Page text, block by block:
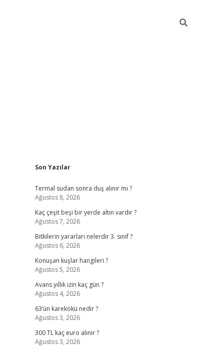
Sidebar
Son Yazılar
Termal sudan sonra duş alınır mı ?
Ağustos 8, 2026
Kaç çeşit beşi bir yerde altın vardır ?
Ağustos 7, 2026
Bitkilerin yararları nelerdir 3. sınıf ?
Ağustos 6, 2026
Konuşan kuşlar hangileri ?
Ağustos 5, 2026
Avans yıllık izin kaç gün ?
Ağustos 4, 2026
63’ün karekökü nedir ?
Ağustos 3, 2026
300 TL kaç euro alınır ?
Ağustos 3, 2026